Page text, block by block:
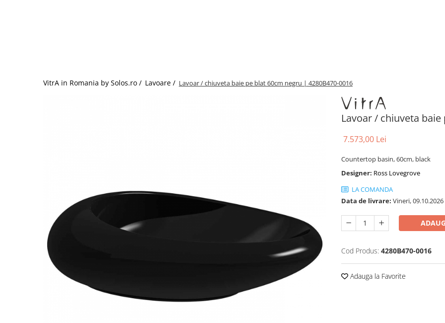
VitrA in Romania by Solos.ro / Lavoare / ‎Lavoar / chiuveta baie pe blat 60cm negru | 4280B470-0016
‎Lavoar / chiuveta
7.573,00 Lei
Countertop basin, 60cm, black
Designer: Ross Lovegrove
LA COMANDA
Data de livrare: Vineri, 09.10.2026
Cod Produs: 4280B470-0016
Adauga la Favorite